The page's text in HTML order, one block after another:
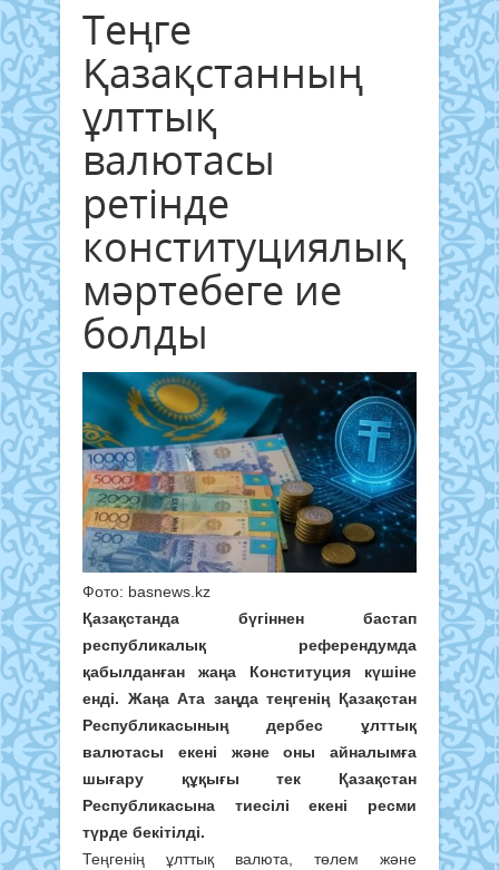
Теңге
Қазақстанның
ұлттық
валютасы
ретінде
конституциялық
мәртебеге ие
болды
Фото: basnews.kz
Қазақстанда бүгіннен бастап
республикалық референдумда
қабылданған жаңа Конституция күшіне
енді. Жаңа Ата заңда теңгенің Қазақстан
Республикасының дербес ұлттық
валютасы екені және оны айналымға
шығару құқығы тек Қазақстан
Республикасына тиесілі екені ресми
түрде бекітілді.
Теңгенің ұлттық валюта, төлем және